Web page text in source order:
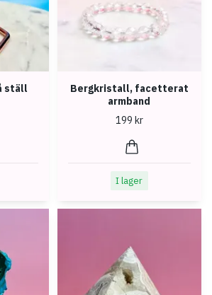
ställ
Bergkristall, facetterat
armband
199 kr
I lager